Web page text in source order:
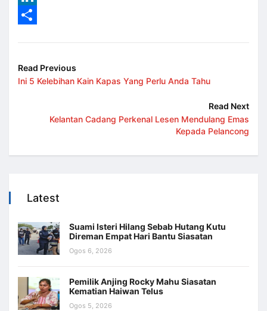
LinkedIn
Read Previous
Ini 5 Kelebihan Kain Kapas Yang Perlu Anda Tahu
Read Next
Kelantan Cadang Perkenal Lesen Mendulang Emas
Kepada Pelancong
Latest
Suami Isteri Hilang Sebab Hutang Kutu
Direman Empat Hari Bantu Siasatan
Ogos 6, 2026
Pemilik Anjing Rocky Mahu Siasatan
Kematian Haiwan Telus
Ogos 5, 2026